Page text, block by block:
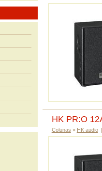
HK PR:O
Colunas » HK audio |